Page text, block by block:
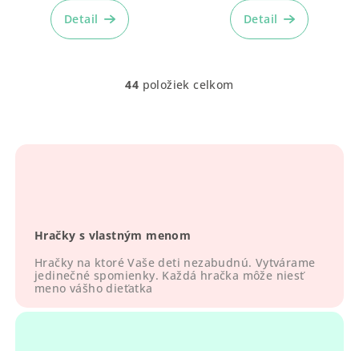
Detail Detail
O
e
p
r
k
44 položiek celkom
Hračky s vlastným menom
Hračky na ktoré Vaše deti nezabudnú. Vytvárame
jedinečné spomienky. Každá hračka môže niesť
meno vášho dieťatka